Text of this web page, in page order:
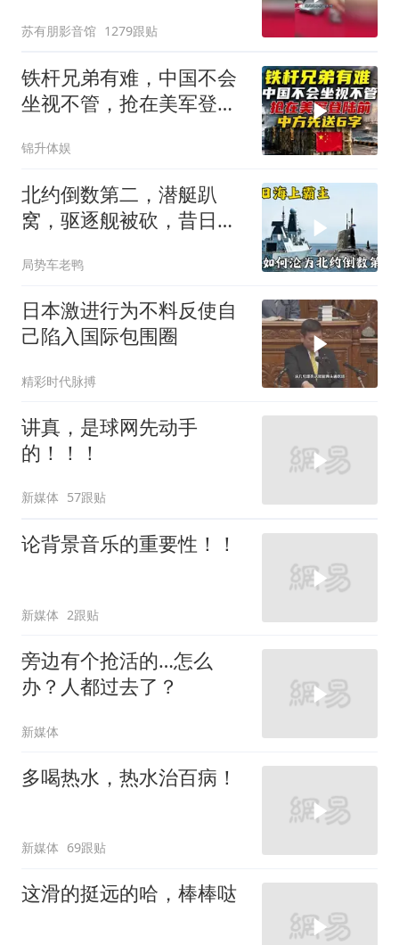
苏有朋影音馆 1279跟贴
铁杆兄弟有难，中国不会
坐视不管，抢在美军登陆
锦升体娱
北约倒数第二，潜艇趴
窝，驱逐舰被砍，昔日的
局势车老鸭
日本激进行为不料反使自
己陷入国际包围圈
精彩时代脉搏
讲真，是球网先动手
的！！！
新媒体 57跟贴
论背景音乐的重要性！！
新媒体 2跟贴
旁边有个抢活的…怎么
办？人都过去了？
新媒体
多喝热水，热水治百病！
新媒体 69跟贴
这滑的挺远的哈，棒棒哒